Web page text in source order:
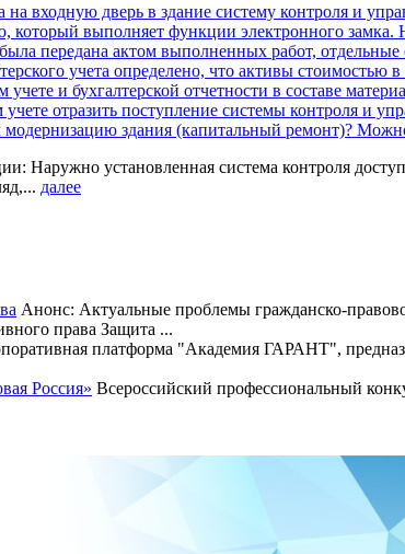
входную дверь в здание систему контроля и
который выполняет функции электронного
передана актом выполненных работ,
учета определено, что активы
учете и бухгалтерской отчетности в составе
отразить поступление системы контроля и
модернизацию здания (капитальный ремонт)?
установленная система контроля
далее
Анонс: Актуальные проблемы гражданско-
права Защита ...
платформа "Академия ГАРАНТ",
Россия» Всероссийский профессиональный